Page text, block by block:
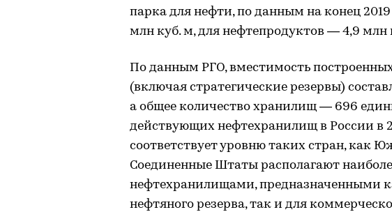
парка для нефти, по данным на конец 2019
млн куб. м, для нефтепродуктов — 4,9 млн
По данным РГО, вместимость
(включая стратегические резервы)
а общее количество хранилищ — 696
действующих нефтехранилищ в России в
соответствует уровню таких стран, как
Соединенные Штаты располагают
нефтехранилищами, предназначенными
нефтяного резерва, так и для